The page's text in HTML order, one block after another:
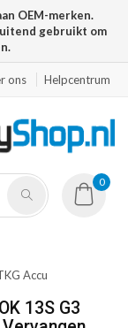
OEM-merken.
gebruikt om
ons Helpcentrum
0
Accu
13S G3